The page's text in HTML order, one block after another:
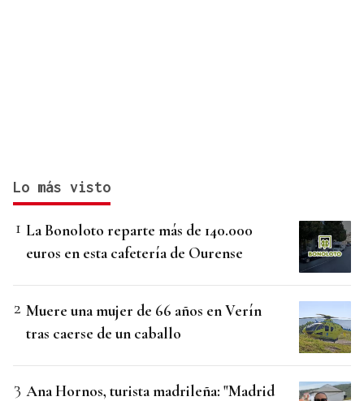
Lo más visto
La Bonoloto reparte más de 140.000
euros en esta cafetería de Ourense
Muere una mujer de 66 años en Verín
tras caerse de un caballo
Ana Hornos, turista madrileña: "Madrid